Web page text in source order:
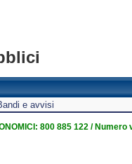
e avvisi
800 885 122 /